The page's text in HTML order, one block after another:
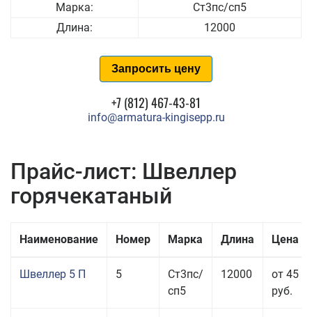
Марка:
Ст3пс/сп5
Длина:
12000
Запросить цену
+7 (812) 467-43-81
info@armatura-kingisepp.ru
Прайс-лист: Швеллер
горячекатаный
Наименование Номер Марка Длина Цена
Швеллер 5 П 5
Ст3пс/
сп5
12000
от 45
руб.